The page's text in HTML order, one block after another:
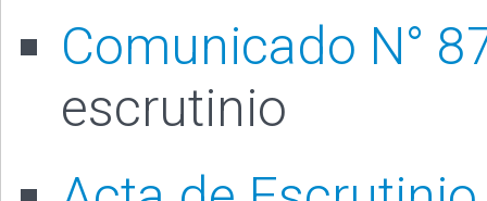
Comunicado N°
escrutinio